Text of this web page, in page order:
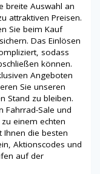
breite Auswahl an
attraktiven Preisen.
Sie beim Kauf
Das Einlösen
sodass
können.
Angeboten
Sie unseren
Stand zu bleiben.
Fahrrad-Sale und
einem echten
Ihnen die besten
Aktionscodes und
auf der